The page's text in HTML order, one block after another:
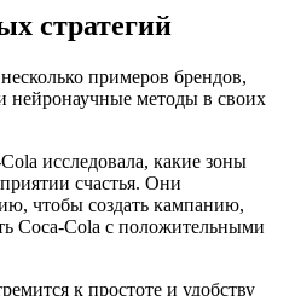
стратегий
примеров брендов,
нейронаучные методы в своих
исследовала, какие зоны
счастья. Они
чтобы создать кампанию,
Coca-Cola с положительными
к простоте и удобству